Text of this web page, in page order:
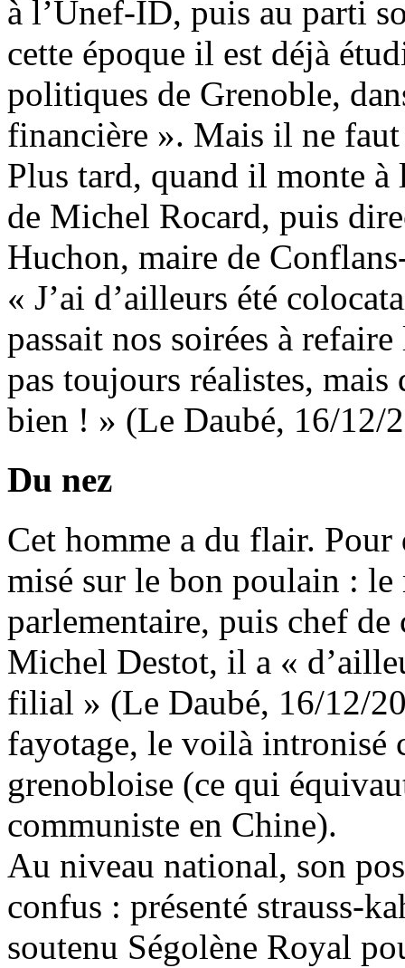
à l’Unef-ID, puis au parti
cette époque il est déjà
politiques de Grenoble,
financière ». Mais il ne faut
Plus tard, quand il monte
de Michel Rocard, puis
Huchon, maire de
« J’ai d’ailleurs été
passait nos soirées à
pas toujours réalistes, mais
bien ! » (Le Daubé, 16/12/
Du nez
Cet homme a du flair.
misé sur le bon poulain :
parlementaire, puis chef
Michel Destot, il a «
filial » (Le Daubé, 16/12/
fayotage, le voilà intronisé
grenobloise (ce qui
communiste en Chine).
Au niveau national, son
confus : présenté strauss-
soutenu Ségolène Royal